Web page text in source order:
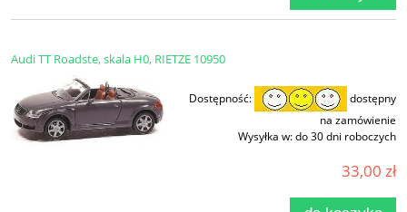
Audi TT Roadste, skala H0, RIETZE 10950
Dostępność:
dostępny
na zamówienie
Wysyłka w:do 30 dni roboczych
33,00 zł